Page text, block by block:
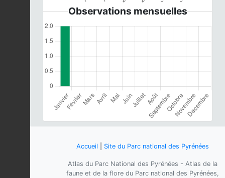
Observations mensuelles
Accueil Site du Parc national des Pyrénées
Atlas du Parc National des Pyrénées - Atlas de la
faune et de la flore du Parc national des Pyrénées,